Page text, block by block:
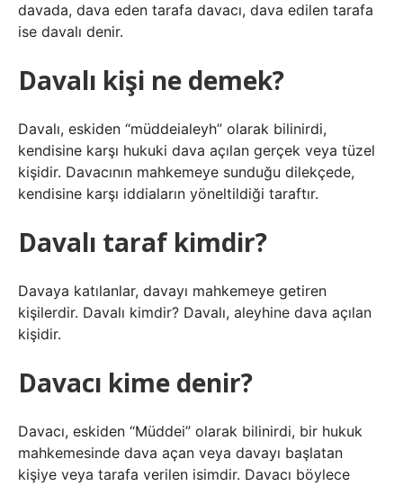
davada, dava eden tarafa davacı, dava edilen tarafa
ise davalı denir.
Davalı kişi ne demek?
Davalı, eskiden “müddeialeyh” olarak bilinirdi,
kendisine karşı hukuki dava açılan gerçek veya tüzel
kişidir. Davacının mahkemeye sunduğu dilekçede,
kendisine karşı iddiaların yöneltildiği taraftır.
Davalı taraf kimdir?
Davaya katılanlar, davayı mahkemeye getiren
kişilerdir. Davalı kimdir? Davalı, aleyhine dava açılan
kişidir.
Davacı kime denir?
Davacı, eskiden “Müddei” olarak bilinirdi, bir hukuk
mahkemesinde dava açan veya davayı başlatan
kişiye veya tarafa verilen isimdir. Davacı böylece